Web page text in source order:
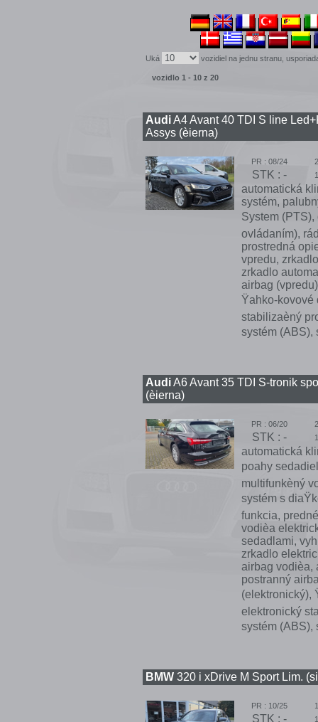
Uká vozidiel na jednu stranu,
vozidlo 1 - 10 z 20
AudiA4 Avant 40 TDI S line
Assys (èierna)
PR : 08/24
STK : -
automatická
systém,
System (PTS),
ovládaním),
prostredná
vpredu,
zrkadlo
airbag
Ÿahko-kovové
stabilizaèný
systém (ABS),
AudiA6 Avant 35 TDI S-tronik
(èierna)
PR : 06/20
STK : -
automatická
poahy
multifunkèný
systém s
funkcia,
vodièa
sedadlami,
zrkadlo
airbag vodièa,
postranný
(elektronický),
elektronický
systém (ABS),
BMW 320 i xDrive M Sport Lim.
PR : 10/25
STK : -